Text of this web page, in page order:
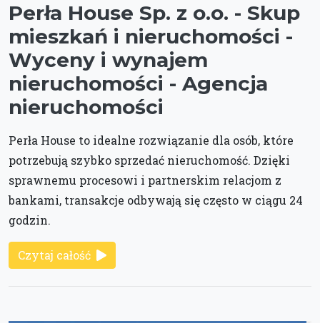
Perła House Sp. z o.o. - Skup
mieszkań i nieruchomości -
Wyceny i wynajem
nieruchomości - Agencja
nieruchomości
Perła House to idealne rozwiązanie dla osób, które
potrzebują szybko sprzedać nieruchomość. Dzięki
sprawnemu procesowi i partnerskim relacjom z
bankami, transakcje odbywają się często w ciągu 24
godzin.
Czytaj całość